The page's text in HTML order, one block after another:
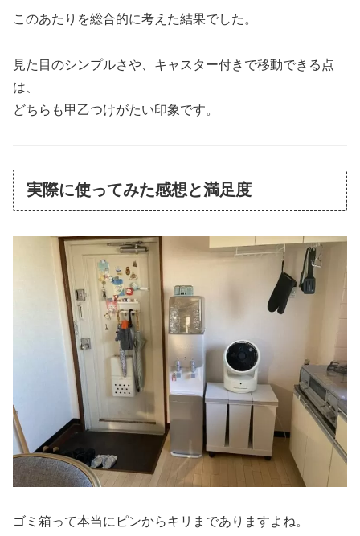
このあたりを総合的に考えた結果でした。
見た目のシンプルさや、キャスター付きで移動できる点
は、
どちらも甲乙つけがたい印象です。
実際に使ってみた感想と満足度
ゴミ箱って本当にピンからキリまでありますよね。